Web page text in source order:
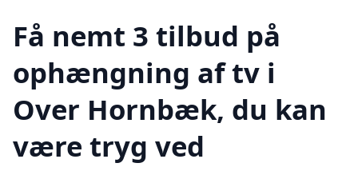
Få nemt 3 tilbud på
ophængning af tv i
Over Hornbæk, du kan
være tryg ved